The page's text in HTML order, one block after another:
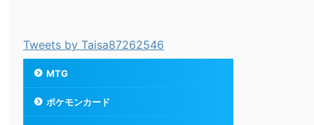
Tweets by Taisa87262546
MTG
ポケモンカード